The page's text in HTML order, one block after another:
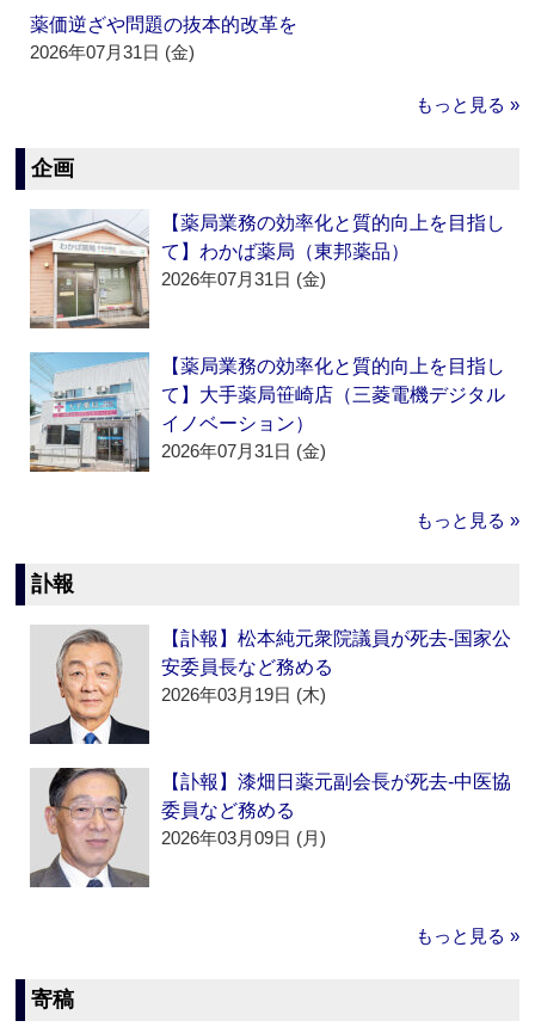
薬価逆ざや問題の抜本的改革を
2026年07月31日 (金)
もっと見る »
企画
【薬局業務の効率化と質的向上を目指し
て】わかば薬局（東邦薬品）
2026年07月31日 (金)
【薬局業務の効率化と質的向上を目指し
て】大手薬局笹崎店（三菱電機デジタル
イノベーション）
2026年07月31日 (金)
もっと見る »
訃報
【訃報】松本純元衆院議員が死去‐国家公
安委員長など務める
2026年03月19日 (木)
【訃報】漆畑日薬元副会長が死去‐中医協
委員など務める
2026年03月09日 (月)
もっと見る »
寄稿